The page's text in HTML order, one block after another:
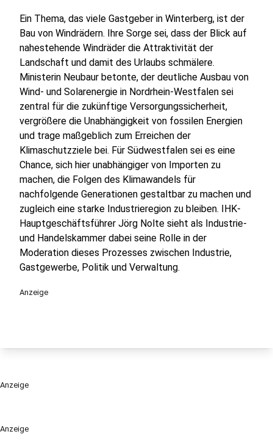
Anzeige
Ein Thema, das viele Gastgeber in Winterberg, ist der
Bau von Windrädern. Ihre Sorge sei, dass der Blick auf
nahestehende Windräder die Attraktivität der
Landschaft und damit des Urlaubs schmälere.
Ministerin Neubaur betonte, der deutliche Ausbau von
Wind- und Solarenergie in Nordrhein-Westfalen sei
zentral für die zukünftige Versorgungssicherheit,
vergrößere die Unabhängigkeit von fossilen Energien
und trage maßgeblich zum Erreichen der
Klimaschutzziele bei. Für Südwestfalen sei es eine
Chance, sich hier unabhängiger von Importen zu
machen, die Folgen des Klimawandels für
nachfolgende Generationen gestaltbar zu machen und
zugleich eine starke Industrieregion zu bleiben. IHK-
Hauptgeschäftsführer Jörg Nolte sieht als Industrie-
und Handelskammer dabei seine Rolle in der
Moderation dieses Prozesses zwischen Industrie,
Gastgewerbe, Politik und Verwaltung.
Anzeige
Anzeige